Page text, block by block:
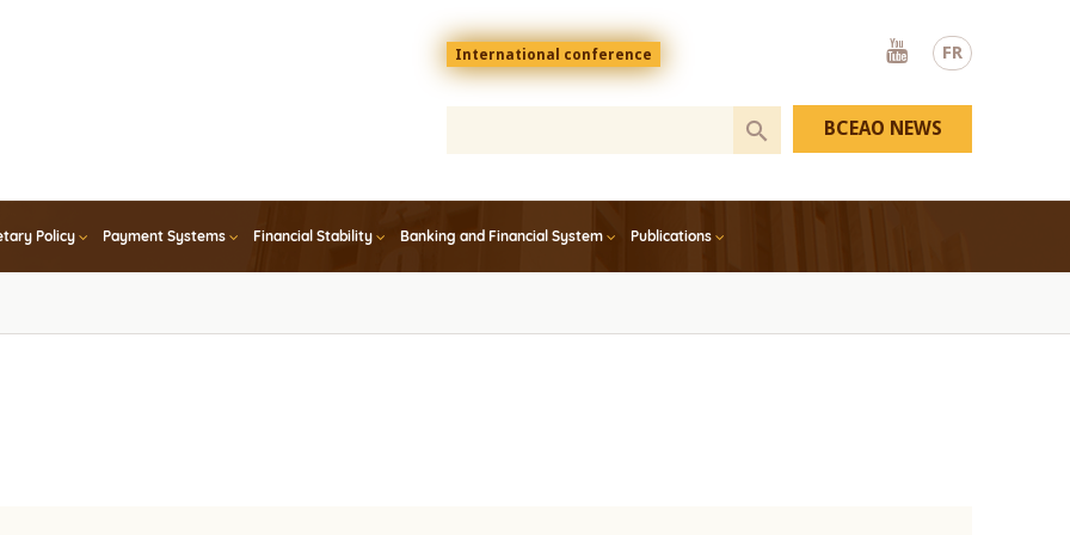
FR
Menu
top
En
International conference
Youtube
Policy Payment Systems Financial Stability Banking and Financial System Publications
BCEAO NEWS